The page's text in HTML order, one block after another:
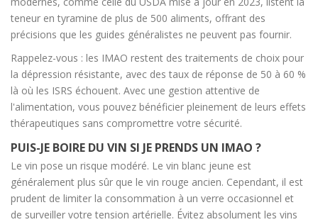
teneur en tyramine de plus de 500 aliments, offrant des
précisions que les guides généralistes ne peuvent pas fournir.
Rappelez-vous : les IMAO restent des traitements de choix pour
la dépression résistante, avec des taux de réponse de 50 à 60 %
là où les ISRS échouent. Avec une gestion attentive de
l'alimentation, vous pouvez bénéficier pleinement de leurs effets
thérapeutiques sans compromettre votre sécurité.
PUIS-JE BOIRE DU VIN SI JE PRENDS UN IMAO ?
Le vin pose un risque modéré. Le vin blanc jeune est
généralement plus sûr que le vin rouge ancien. Cependant, il est
prudent de limiter la consommation à un verre occasionnel et
de surveiller votre tension artérielle. Évitez absolument les vins